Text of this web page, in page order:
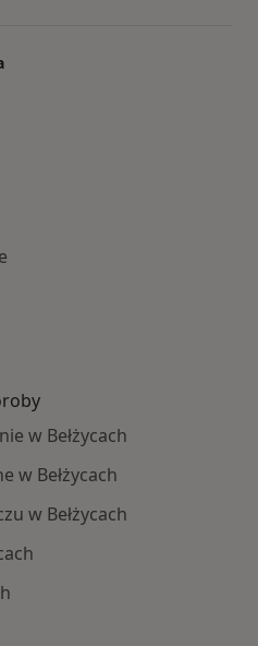
w Bełżycach
w Bełżycach
w Bełżycach